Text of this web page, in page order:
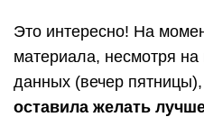
Это интересно! На
материала, несмотря
данных (вечер пятницы),
оставила желать